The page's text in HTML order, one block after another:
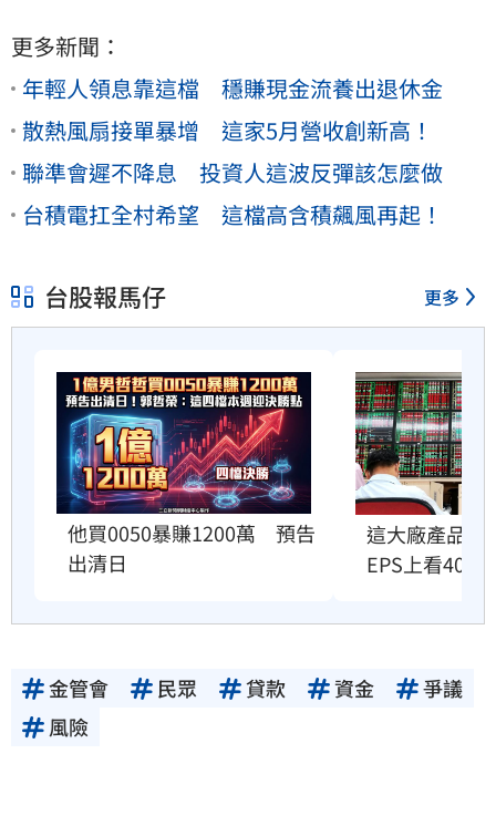
更多新聞：
年輕人領息靠這檔 穩賺現金流養出退休金
散熱風扇接單暴增 這家5月營收創新高！
聯準會遲不降息 投資人這波反彈該怎麼做
台積電扛全村希望 這檔高含積飆風再起！
台股報馬仔 更多
他買0050暴賺1200萬　預告
出清日
這大廠產品
EPS上看401元
金管會 民眾 貸款 資金
爭議
風險